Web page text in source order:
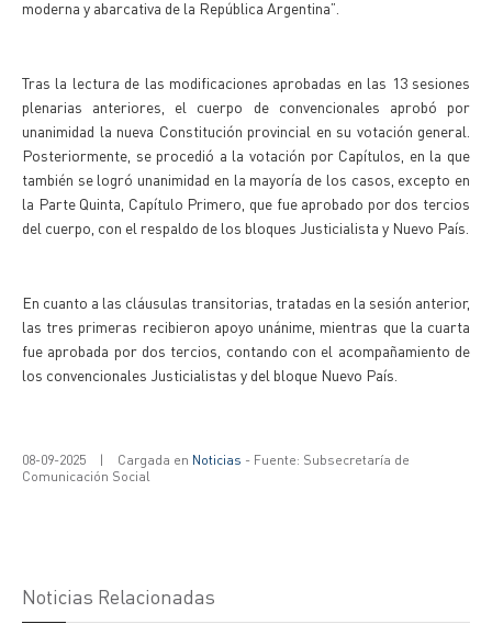
moderna y abarcativa de la República Argentina”.
Tras la lectura de las modificaciones aprobadas en las 13 sesiones
plenarias anteriores, el cuerpo de convencionales aprobó por
unanimidad la nueva Constitución provincial en su votación general.
Posteriormente, se procedió a la votación por Capítulos, en la que
también se logró unanimidad en la mayoría de los casos, excepto en
la Parte Quinta, Capítulo Primero, que fue aprobado por dos tercios
del cuerpo, con el respaldo de los bloques Justicialista y Nuevo País.
En cuanto a las cláusulas transitorias, tratadas en la sesión anterior,
las tres primeras recibieron apoyo unánime, mientras que la cuarta
fue aprobada por dos tercios, contando con el acompañamiento de
los convencionales Justicialistas y del bloque Nuevo País.
08-09-2025 | Cargada en Noticias - Fuente: Subsecretaría de
Comunicación Social
Noticias Relacionadas